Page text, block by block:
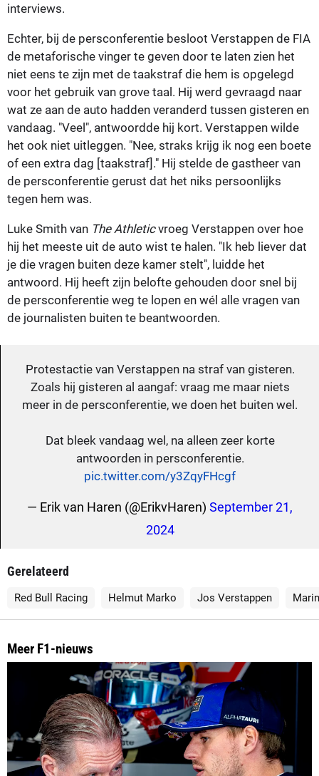
interviews.
Echter, bij de persconferentie besloot Verstappen de FIA
de metaforische vinger te geven door te laten zien het
niet eens te zijn met de taakstraf die hem is opgelegd
voor het gebruik van grove taal. Hij werd gevraagd naar
wat ze aan de auto hadden veranderd tussen gisteren en
vandaag. "Veel", antwoordde hij kort. Verstappen wilde
het ook niet uitleggen. "Nee, straks krijg ik nog een boete
of een extra dag [taakstraf]." Hij stelde de gastheer van
de persconferentie gerust dat het niks persoonlijks
tegen hem was.
Luke Smith van The Athleticvroeg Verstappen over hoe
hij het meeste uit de auto wist te halen. "Ik heb liever dat
je die vragen buiten deze kamer stelt", luidde het
antwoord. Hij heeft zijn belofte gehouden door snel bij
de persconferentie weg te lopen en wél alle vragen van
de journalisten buiten te beantwoorden.
Protestactie van Verstappen na straf van gisteren.
Zoals hij gisteren al aangaf: vraag me maar niets
meer in de persconferentie, we doen het buiten wel.
Dat bleek vandaag wel, na alleen zeer korte
antwoorden in persconferentie.
pic.twitter.com/y3ZqyFHcgf
— Erik van Haren (@ErikvHaren) September 21,
2024
Gerelateerd
Red Bull Racing Helmut Marko Jos Verstappen
Meer F1-nieuws